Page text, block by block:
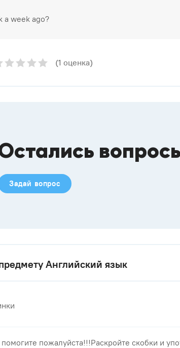
a week ago?
(1 оценка)
Задай вопрос
Английский язык
пожалуйста!!!Раскройте скобки и